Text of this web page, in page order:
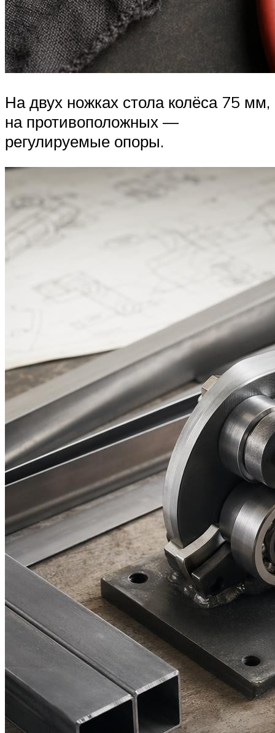
На двух ножках стола колёса 75 мм,
на противоположных —
регулируемые опоры.